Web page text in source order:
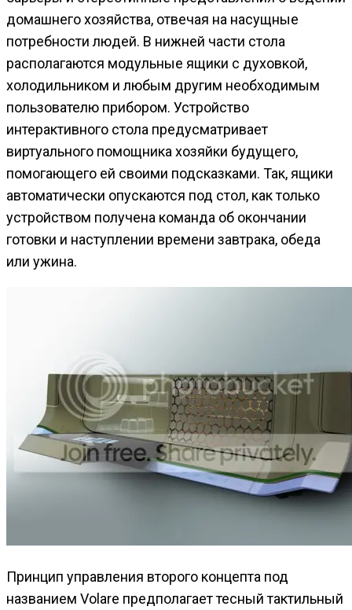
домашнего хозяйства, отвечая на насущные
потребности людей. В нижней части стола
располагаются модульные ящики с духовкой,
холодильником и любым другим необходимым
пользователю прибором. Устройство
интерактивного стола предусматривает
виртуального помощника хозяйки будущего,
помогающего ей своими подсказками. Так, ящики
автоматически опускаются под стол, как только
устройством получена команда об окончании
готовки и наступлении времени завтрака, обеда
или ужина.
Принцип управления второго концепта под
названием Volare предполагает тесный тактильный